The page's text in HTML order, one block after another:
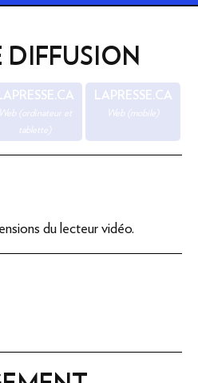
DIFFUSION
Web (ordinateur et
tablette)
LAPRESSE.CA
Web (mobile)
du lecteur vidéo.